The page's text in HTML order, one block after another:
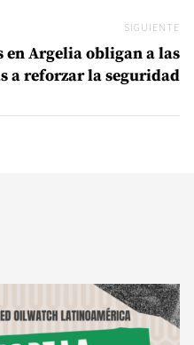
SIGUIENTE
en Argelia obligan a las
a reforzar la seguridad